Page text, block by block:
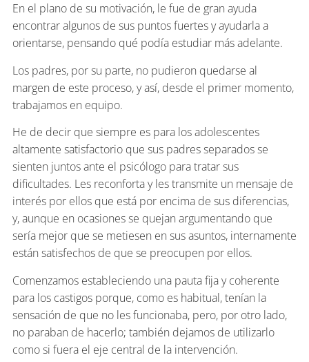
En el plano de su motivación, le fue de gran ayuda
encontrar algunos de sus puntos fuertes y ayudarla a
orientarse, pensando qué podía estudiar más adelante.
Los padres, por su parte, no pudieron quedarse al
margen de este proceso, y así, desde el primer momento,
trabajamos en equipo.
He de decir que siempre es para los adolescentes
altamente satisfactorio que sus padres separados se
sienten juntos ante el psicólogo para tratar sus
dificultades. Les reconforta y les transmite un mensaje de
interés por ellos que está por encima de sus diferencias,
y, aunque en ocasiones se quejan argumentando que
sería mejor que se metiesen en sus asuntos, internamente
están satisfechos de que se preocupen por ellos.
Comenzamos estableciendo una pauta fija y coherente
para los castigos porque, como es habitual, tenían la
sensación de que no les funcionaba, pero, por otro lado,
no paraban de hacerlo; también dejamos de utilizarlo
como si fuera el eje central de la intervención.